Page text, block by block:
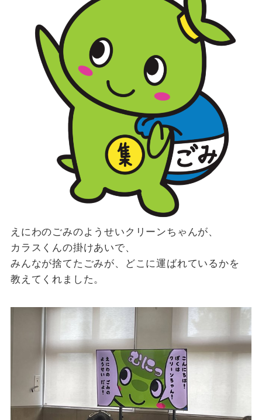
えにわのごみのようせいクリーンちゃんが、
カラスくんの掛けあいで、
みんなが捨てたごみが、どこに運ばれているかを
教えてくれました。